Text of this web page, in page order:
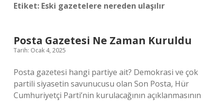
Etiket: Eski gazetelere nereden ulaşılır
Posta Gazetesi Ne Zaman Kuruldu
Tarih: Ocak 4, 2025
Posta gazetesi hangi partiye ait? Demokrasi ve çok
partili siyasetin savunucusu olan Son Posta, Hür
Cumhuriyetçi Parti’nin kurulacağının açıklanmasının